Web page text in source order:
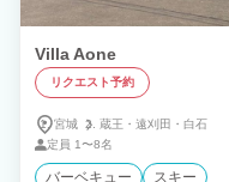
Villa Aone
リクエスト予約
宮城 蔵王・ 遠刈田・ 白石
定員 1〜8名
バーベキュー スキー